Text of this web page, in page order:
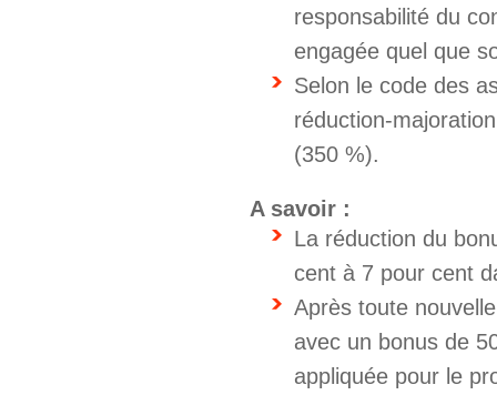
responsabilité du
engagée quel que
Selon le code des
réduction-
(350 %).
A savoir :
La réduction du
cent à 7 pour cent
Après toute
avec un bonus de
appliquée pour le